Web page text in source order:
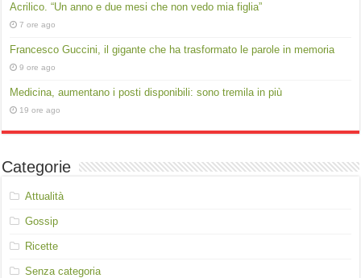
Acrilico. “Un anno e due mesi che non vedo mia figlia”
7 ore ago
Francesco Guccini, il gigante che ha trasformato le parole in memoria
9 ore ago
Medicina, aumentano i posti disponibili: sono tremila in più
19 ore ago
Categorie
Attualità
Gossip
Ricette
Senza categoria